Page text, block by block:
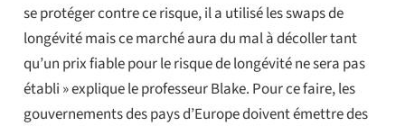
se protéger contre ce risque, il a utilisé les swaps de
longévité mais ce marché aura du mal à décoller tant
qu’un prix fiable pour le risque de longévité ne sera pas
établi » explique le professeur Blake. Pour ce faire, les
gouvernements des pays d’Europe doivent émettre des